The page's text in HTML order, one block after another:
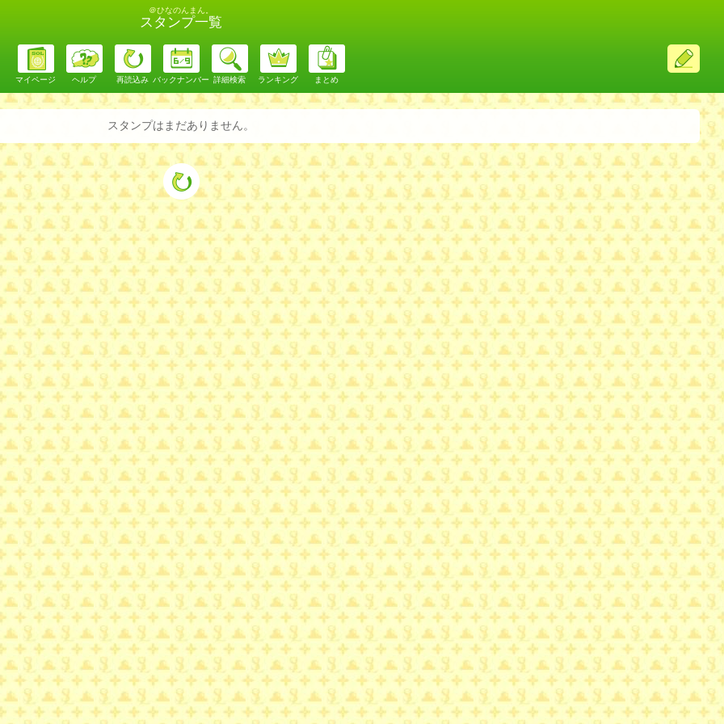
＠ひなのんまん。
スタンプ一覧
ス
レ
投
マイページ ヘルプ 再読込み バックナンバー 詳細検索 ランキング まとめ
スタンプはまだありません。